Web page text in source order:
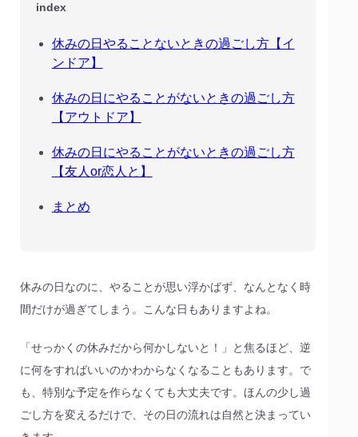
index
休みの日やることないときの過ごし方【イ
ンドア】
休みの日にやることがないときの過ごし方
【アウトドア】
休みの日にやることがないときの過ごし方
【友人or恋人と】
まとめ
休みの日なのに、やることが思い浮かばず、なんとなく時
間だけが過ぎてしまう。こんな日もありますよね。
「せっかくの休みだから何かしないと！」と焦るほど、逆
に何をすればいいのかわからなくなることもあります。で
も、特別な予定を作らなくても大丈夫です。ほんの少し過
ごし方を変えるだけで、その日の流れは自然と決まってい